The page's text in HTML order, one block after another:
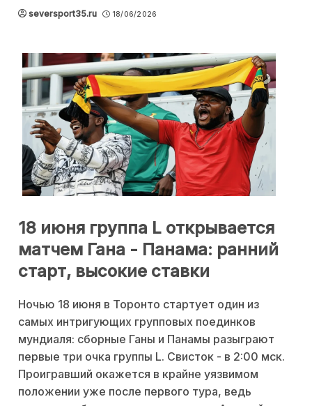
seversport35.ru 18/06/2026
18 июня группа L открывается
матчем Гана - Панама: ранний
старт, высокие ставки
Ночью 18 июня в Торонто стартует один из
самых интригующих групповых поединков
мундиаля: сборные Ганы и Панамы разыграют
первые три очка группы L. Свисток - в 2:00 мск.
Проигравший окажется в крайне уязвимом
положении уже после первого тура, ведь